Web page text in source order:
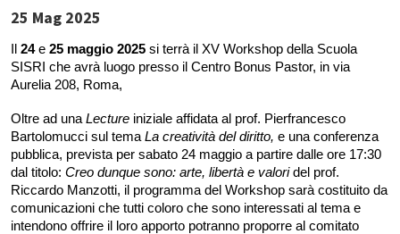
25 Mag 2025
Il 24e 25 maggio 2025 si terrà il XV Workshop della Scuola
SISRI che avrà luogo presso il Centro Bonus Pastor, in via
Aurelia 208, Roma,
Oltre ad una Lecture iniziale affidata al prof. Pierfrancesco
Bartolomucci sul tema La creatività del diritto, e una conferenza
pubblica, prevista per sabato 24 maggio a partire dalle ore 17:30
dal titolo: Creo dunque sono: arte, libertà e valoridel prof.
Riccardo Manzotti, il programma del Workshop sarà costituito da
comunicazioni che tutti coloro che sono interessati al tema e
intendono offrire il loro apporto potranno proporre al comitato